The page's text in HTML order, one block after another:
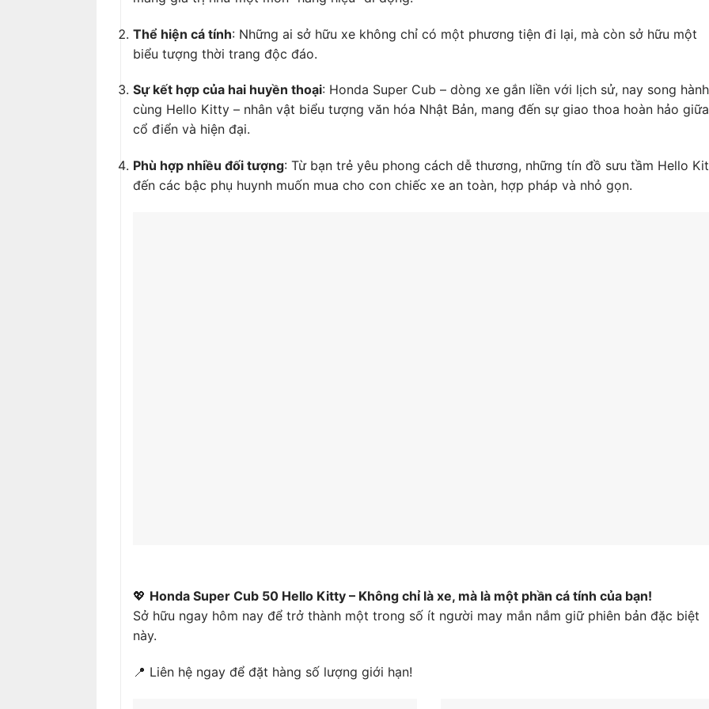
Thể hiện cá tính: Những ai sở hữu xe không chỉ có một phương tiện đi lại, mà còn sở hữu một
biểu tượng thời trang độc đáo.
Sự kết hợp của hai huyền thoại: Honda Super Cub – dòng xe gắn liền với lịch sử, nay song hành
cùng Hello Kitty – nhân vật biểu tượng văn hóa Nhật Bản, mang đến sự giao thoa hoàn hảo giữa
cổ điển và hiện đại.
Phù hợp nhiều đối tượng: Từ bạn trẻ yêu phong cách dễ thương, những tín đồ sưu tầm Hello
đến các bậc phụ huynh muốn mua cho con chiếc xe an toàn, hợp pháp và nhỏ gọn.
💖 Honda Super Cub 50 Hello Kitty – Không chỉ là xe, mà là một phần cá tính của bạn!
Sở hữu ngay hôm nay để trở thành một trong số ít người may mắn nắm giữ phiên bản đặc biệt
này.
📍 Liên hệ ngay để đặt hàng số lượng giới hạn!